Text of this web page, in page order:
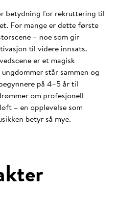
betydning for rekruttering til
For mange er dette første
– noe som gir
til videre innsats.
er et magisk
står sammen og
på 4–5 år til
om profesjonell
– en opplevelse som
betyr så mye.